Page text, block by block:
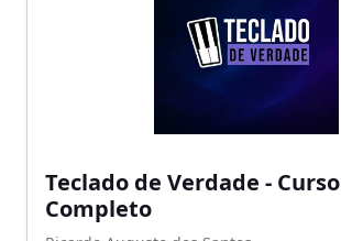
Teclado de Verdade - Curso
Completo